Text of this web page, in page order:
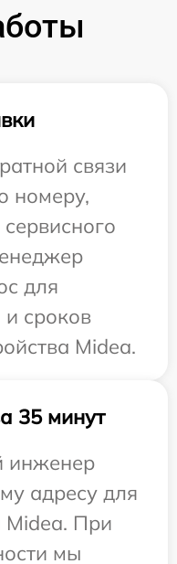
связи
номеру,
для
и сроков
Midea.
35 минут
инженер
адресу для
Midea. При
мы